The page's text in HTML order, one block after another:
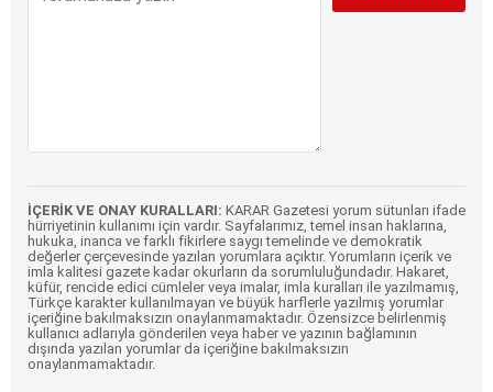
İÇERİK VE ONAY KURALLARI: KARAR Gazetesi yorum sütunları ifade
hürriyetinin kullanımı için vardır. Sayfalarımız, temel insan haklarına,
hukuka, inanca ve farklı fikirlere saygı temelinde ve demokratik
değerler çerçevesinde yazılan yorumlara açıktır. Yorumların içerik ve
imla kalitesi gazete kadar okurların da sorumluluğundadır. Hakaret,
küfür, rencide edici cümleler veya imalar, imla kuralları ile yazılmamış,
Türkçe karakter kullanılmayan ve büyük harflerle yazılmış yorumlar
içeriğine bakılmaksızın onaylanmamaktadır. Özensizce belirlenmiş
kullanıcı adlarıyla gönderilen veya haber ve yazının bağlamının
dışında yazılan yorumlar da içeriğine bakılmaksızın
onaylanmamaktadır.